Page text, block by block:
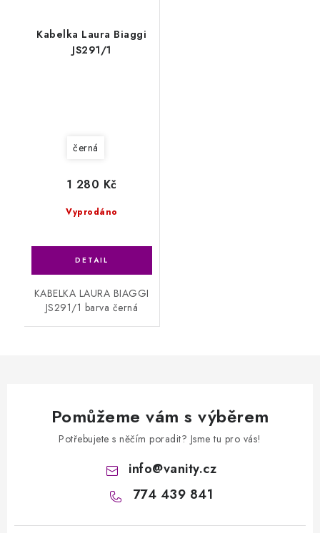
Kabelka Laura Biaggi
JS291/1
černá
Vyprodáno
1 280 Kč
KABELKA LAURA BIAGGI
JS291/1 barva černá
Pomůžeme vám s výběrem
Potřebujete s něčím poradit? Jsme tu pro vás!
info@vanity.cz
774 439 841